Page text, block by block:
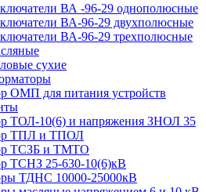
ВА -96-29 однополюсные
ВА-96-29 двухполюсные
ВА-96-29 трехполюсные
сухие
ОМП для питания устройств
ТОЛ-10(6) и напряжения ЗНОЛ 35
ТПЛ и ТПОЛ
ТСЗБ и ТМТО
ТСНЗ 25-630-10(6)кВ
ТДНС 10000-25000кВ